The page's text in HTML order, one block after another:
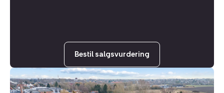
Bestil salgsvurdering
Helårsgrund:
Bækvej